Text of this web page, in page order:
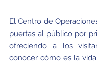
Personas
Expositores
Información de viaje
El Centro de
puertas al público por
ofreciendo a los
conocer cómo es la